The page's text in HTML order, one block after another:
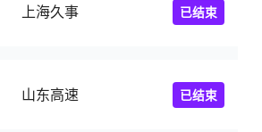
上海久事 已结束
山东高速 已结束